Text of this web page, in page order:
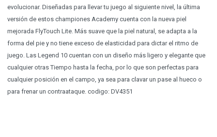
evolucionar. Diseñadas para llevar tu juego al siguiente nivel, la última
versión de estos championes Academy cuenta con la nueva piel
mejorada FlyTouch Lite. Más suave que la piel natural, se adapta a la
forma del pie y no tiene exceso de elasticidad para dictar el ritmo de
juego. Las Legend 10 cuentan con un diseño más ligero y elegante que
cualquier otras Tiempo hasta la fecha, por lo que son perfectas para
cualquier posición en el campo, ya sea para clavar un pase al hueco o
para frenar un contraataque. codigo: DV4351